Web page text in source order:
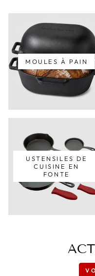
MOULES À PAIN
USTENSILES DE
CUISINE EN
FONTE